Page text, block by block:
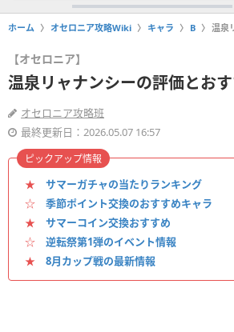
ホーム オセロニア攻略Wiki キャラ B 温泉
【オセロニア】
温泉リャナンシーの評価とお
オセロニア攻略班
最終更新日：2026.05.07 16:57
★ サマーガチャの当たりランキング
☆ 季節ポイント交換のおすすめキャラ
★ サマーコイン交換おすすめ
☆ 逆転祭第1弾のイベント情報
★ 8月カップ戦の最新情報
ピックアップ情報